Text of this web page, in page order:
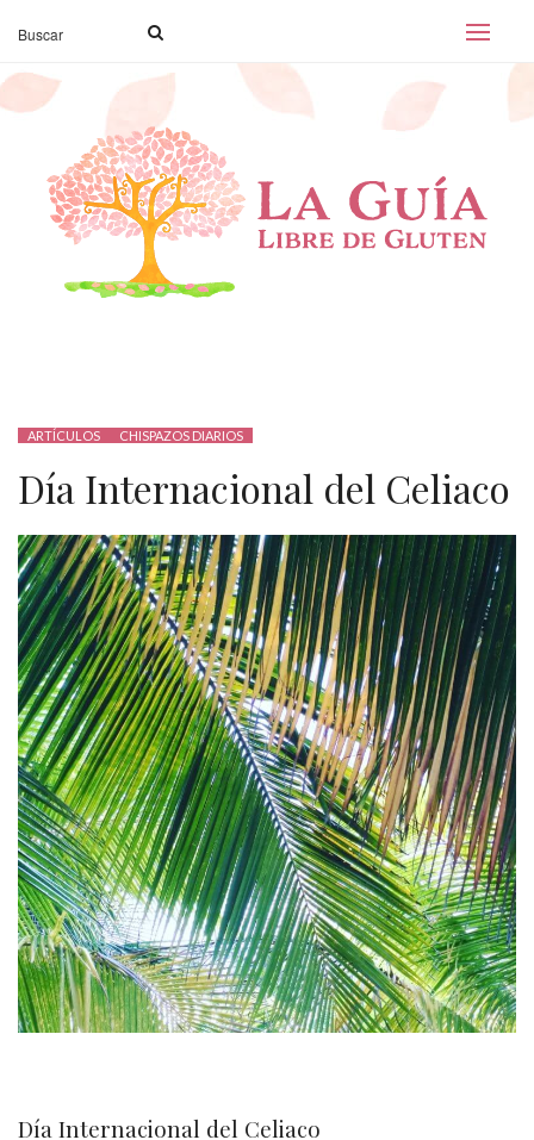
ARTÍCULOS CHISPAZOS DIARIOS
Día Internacional del Celiaco
Día Internacional del Celiaco